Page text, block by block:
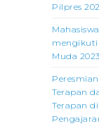
Pilpres
mengikuti
Muda 2023
Terapan
Terapan